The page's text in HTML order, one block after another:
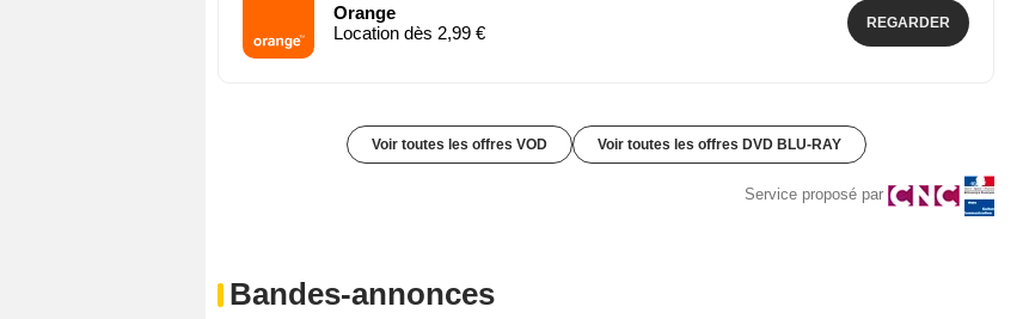
Orange
Location dès 2,99 €
REGARDER
Voir toutes les offres VOD Voir toutes les offres DVD BLU-RAY
Service proposé par
Bandes-annonces